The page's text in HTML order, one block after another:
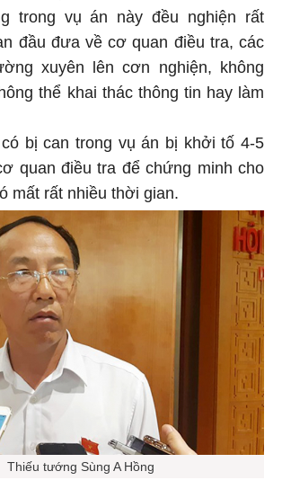
trong vụ án này đều nghiện rất
đầu đưa về cơ quan điều tra, các
xuyên lên cơn nghiện, không
thể khai thác thông tin hay làm
bị can trong vụ án bị khởi tố 4-5
quan điều tra để chứng minh cho
mất rất nhiều thời gian.
Thiếu tướng Sùng A Hồng